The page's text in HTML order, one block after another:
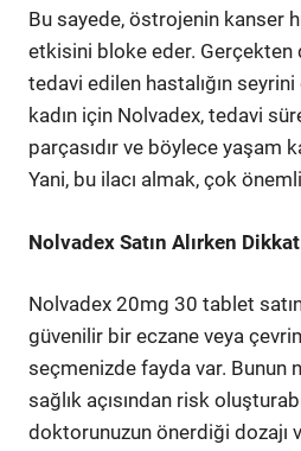
Bu sayede, östrojenin kanser
etkisini bloke eder. Gerçekten
tedavi edilen hastalığın
kadın için Nolvadex, tedavi
parçasıdır ve böylece yaşam
Yani, bu ilacı almak, çok
Nolvadex Satın Alırken
Nolvadex 20mg 30 tablet
güvenilir bir eczane veya
seçmenizde fayda var. Bunun
sağlık açısından risk
doktorunuzun önerdiği dozajı